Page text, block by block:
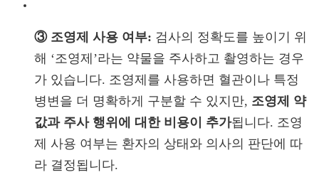
③ 조영제 사용 여부: 검사의 정확도를 높이기 위
해 ‘조영제’라는 약물을 주사하고 촬영하는 경우
가 있습니다. 조영제를 사용하면 혈관이나 특정
병변을 더 명확하게 구분할 수 있지만, 조영제 약
값과 주사 행위에 대한 비용이 추가됩니다. 조영
제 사용 여부는 환자의 상태와 의사의 판단에 따
라 결정됩니다.